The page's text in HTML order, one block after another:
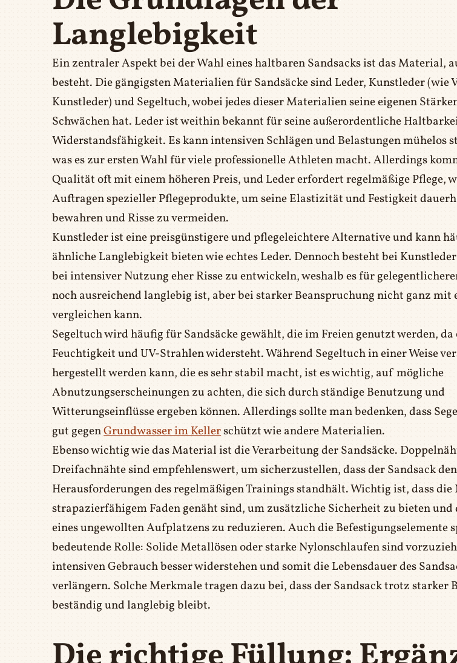
Langlebigkeit
Ein zentraler Aspekt bei der Wahl eines haltbaren Sandsacks ist das Material,
besteht. Die gängigsten Materialien für Sandsäcke sind Leder, Kunstleder (wie
Kunstleder) und Segeltuch, wobei jedes dieser Materialien seine eigenen
Schwächen hat. Leder ist weithin bekannt für seine außerordentliche
Widerstandsfähigkeit. Es kann intensiven Schlägen und Belastungen mühelos
was es zur ersten Wahl für viele professionelle Athleten macht. Allerdings
Qualität oft mit einem höheren Preis, und Leder erfordert regelmäßige Pflege,
Auftragen spezieller Pflegeprodukte, um seine Elastizität und Festigkeit
bewahren und Risse zu vermeiden.
Kunstleder ist eine preisgünstigere und pflegeleichtere Alternative und kann
ähnliche Langlebigkeit bieten wie echtes Leder. Dennoch besteht bei
bei intensiver Nutzung eher Risse zu entwickeln, weshalb es für
noch ausreichend langlebig ist, aber bei starker Beanspruchung nicht ganz mit
vergleichen kann.
Segeltuch wird häufig für Sandsäcke gewählt, die im Freien genutzt werden, da
Feuchtigkeit und UV-Strahlen widersteht. Während Segeltuch in einer Weise
hergestellt werden kann, die es sehr stabil macht, ist es wichtig, auf mögliche
Abnutzungserscheinungen zu achten, die sich durch ständige Benutzung und
Witterungseinflüsse ergeben können. Allerdings sollte man bedenken, dass
gut gegenGrundwasser im Kellerschützt wie andere Materialien.
Ebenso wichtig wie das Material ist die Verarbeitung der Sandsäcke.
Dreifachnähte sind empfehlenswert, um sicherzustellen, dass der Sandsack den
Herausforderungen des regelmäßigen Trainings standhält. Wichtig ist, dass
strapazierfähigem Faden genäht sind, um zusätzliche Sicherheit zu bieten und
eines ungewollten Aufplatzens zu reduzieren. Auch die Befestigungselemente
bedeutende Rolle: Solide Metallösen oder starke Nylonschlaufen sind
intensiven Gebrauch besser widerstehen und somit die Lebensdauer des
verlängern. Solche Merkmale tragen dazu bei, dass der Sandsack trotz starker
beständig und langlebig bleibt.